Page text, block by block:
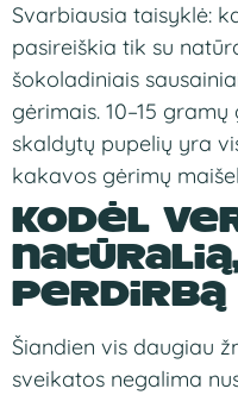
Svarbiausia taisyklė:
pasireiškia tik su
šokoladiniais
gėrimais. 10–15
skaldytų pupelių yra
kakavos gėrimų
Kodėl
perdirbą
Šiandien vis daugiau
sveikatos negalima